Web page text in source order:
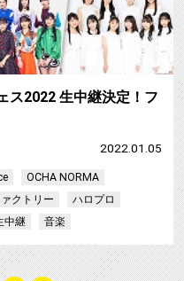
ス2022 生中継決定！フ
2022.01.05
OCHA NORMA
クトリー
ハロプロ
中継 音楽